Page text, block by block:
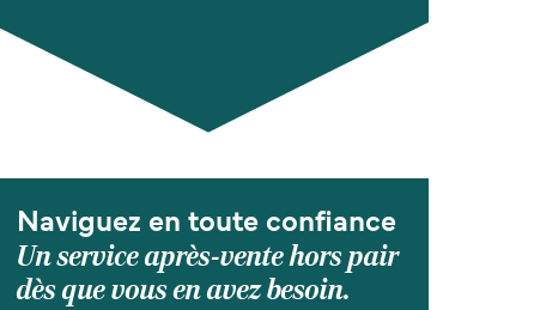
Naviguez en toute confiance
Un service après-vente hors pair
dès que vous en avez besoin.